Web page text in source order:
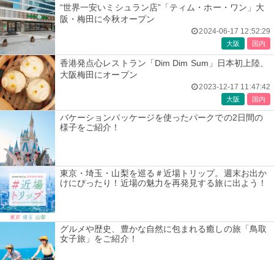
“世界一安いミシュラン店”「ティム・ホー・ワン」大
阪・梅田に今秋オープン
2024-06-17 12:52:29
大阪 国内
香港発点心レストラン「Dim Dim Sum」日本初上陸、
大阪梅田にオープン
2023-12-17 11:47:42
大阪 国内
バケーションパッケージを使ったパークでの2日間の
様子をご紹介！
東京・埼玉・山梨を巡る＃近場トリップ。週末お出か
けにぴったり！近場の魅力を再発見する旅に出よう！
グルメや歴史、豊かな自然に包まれる癒しの旅「鳥取
女子旅」をご紹介！